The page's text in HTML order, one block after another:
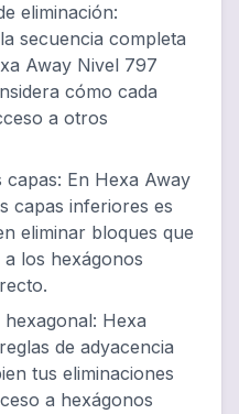
eliminación:
secuencia completa
Away Nivel 797
cómo cada
a otros
capas: En Hexa Away
capas inferiores es
eliminar bloques que
los hexágonos
hexagonal: Hexa
de adyacencia
tus eliminaciones
a hexágonos